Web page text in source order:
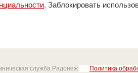
. Заблокировать
служба Радонеж Политика